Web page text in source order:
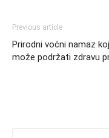
Previous article
Prirodni voćni namaz
može podržati zdravu